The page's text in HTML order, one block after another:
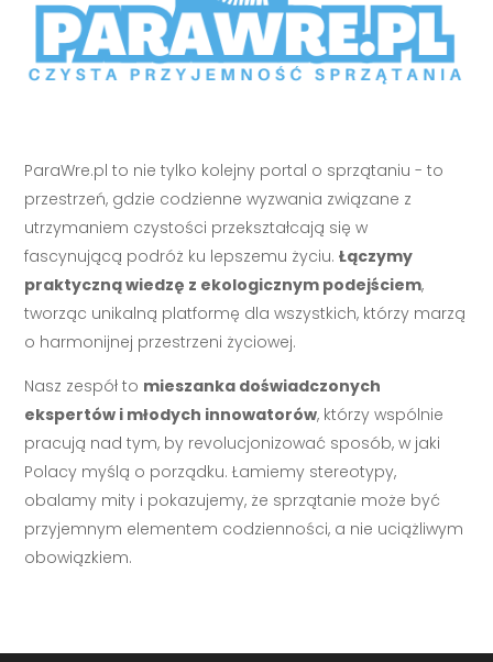
ParaWre.pl to nie tylko kolejny portal o sprzątaniu - to
przestrzeń, gdzie codzienne wyzwania związane z
utrzymaniem czystości przekształcają się w
fascynującą podróż ku lepszemu życiu.Łączymy
praktyczną wiedzę z ekologicznym podejściem,
tworząc unikalną platformę dla wszystkich, którzy marzą
o harmonijnej przestrzeni życiowej.
Nasz zespół to mieszanka doświadczonych
ekspertów i młodych innowatorów, którzy wspólnie
pracują nad tym, by revolucjonizować sposób, w jaki
Polacy myślą o porządku. Łamiemy stereotypy,
obalamy mity i pokazujemy, że sprzątanie może być
przyjemnym elementem codzienności, a nie uciążliwym
obowiązkiem.